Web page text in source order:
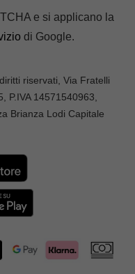
e si applicano la
di Google.
riservati, Via Fratelli
, P.IVA 14571540963,
Brianza Lodi Capitale